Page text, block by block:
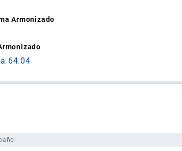
Armonizado
64.04